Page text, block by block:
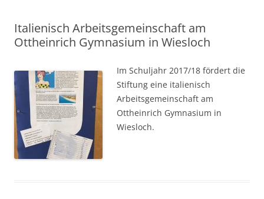
Italienisch Arbeitsgemeinschaft am
Ottheinrich Gymnasium in Wiesloch
Im Schuljahr 2017/18 fördert die
Stiftung eine italienisch
Arbeitsgemeinschaft am
Ottheinrich Gymnasium in
Wiesloch.